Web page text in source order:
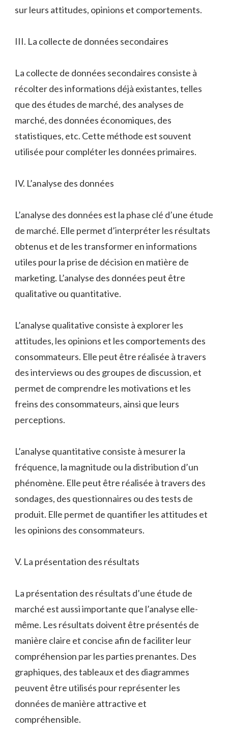
sur leurs attitudes, opinions et comportements.
III. La collecte de données secondaires
La collecte de données secondaires consiste à
récolter des informations déjà existantes, telles
que des études de marché, des analyses de
marché, des données économiques, des
statistiques, etc. Cette méthode est souvent
utilisée pour compléter les données primaires.
IV. L’analyse des données
L’analyse des données est la phase clé d’une étude
de marché. Elle permet d’interpréter les résultats
obtenus et de les transformer en informations
utiles pour la prise de décision en matière de
marketing. L’analyse des données peut être
qualitative ou quantitative.
L’analyse qualitative consiste à explorer les
attitudes, les opinions et les comportements des
consommateurs. Elle peut être réalisée à travers
des interviews ou des groupes de discussion, et
permet de comprendre les motivations et les
freins des consommateurs, ainsi que leurs
perceptions.
L’analyse quantitative consiste à mesurer la
fréquence, la magnitude ou la distribution d’un
phénomène. Elle peut être réalisée à travers des
sondages, des questionnaires ou des tests de
produit. Elle permet de quantifier les attitudes et
les opinions des consommateurs.
V. La présentation des résultats
La présentation des résultats d’une étude de
marché est aussi importante que l’analyse elle-
même. Les résultats doivent être présentés de
manière claire et concise afin de faciliter leur
compréhension par les parties prenantes. Des
graphiques, des tableaux et des diagrammes
peuvent être utilisés pour représenter les
données de manière attractive et
compréhensible.